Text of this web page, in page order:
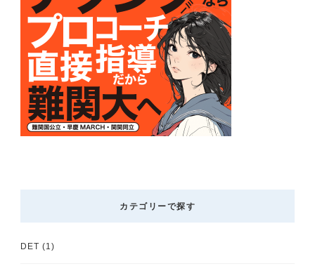
カテゴリーで探す
DET (1)